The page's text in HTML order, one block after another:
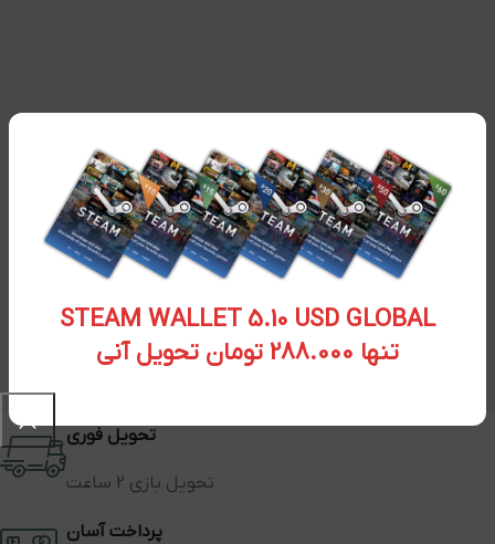
STEAM WALLET 5.10 USD GLOBAL
تنها 288.000 تومان تحویل آنی
تحویل فوری
تحویل بازی 2 ساعت
پرداخت آسان